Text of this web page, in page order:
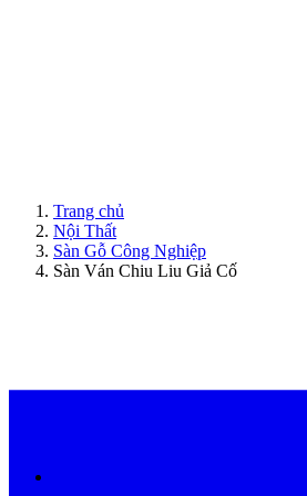
Trang chủ
Nội Thất
Sàn Gỗ Công Nghiệp
Sàn Ván Chiu Liu Giả Cố